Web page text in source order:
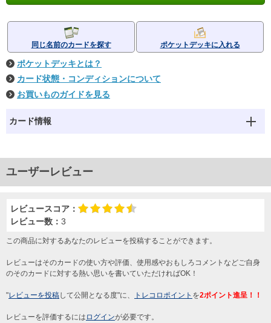
同じ名前のカードを探す ポケットデッキに入れる
ポケットデッキとは？
カード状態・コンディションについて
お買いものガイドを見る
カード情報
ユーザーレビュー
レビュースコア：
レビュー数： 3
この商品に対するあなたのレビューを投稿することができます。
レビューはそのカードの使い方や評価、使用感やおもしろコメントなどご自身
のそのカードに対する熱い思いを書いていただければOK！
"レビューを投稿して公開となる度"に、 トレコロポイント を2ポイント進呈！！
レビューを評価するには ログインが必要です。